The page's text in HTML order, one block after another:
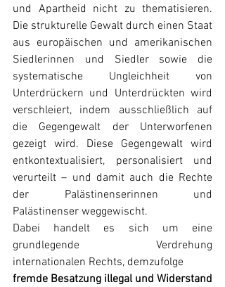
und Apartheid nicht zu thematisieren.
Die strukturelle Gewalt durch einen Staat
aus europäischen und amerikanischen
Siedlerinnen und Siedler sowie die
systematische Ungleichheit von
Unterdrückern und Unterdrückten wird
verschleiert, indem ausschließlich auf
die Gegengewalt der Unterworfenen
gezeigt wird. Diese Gegengewalt wird
entkontextualisiert, personalisiert und
verurteilt – und damit auch die Rechte
der Palästinenserinnen und
Palästinenser weggewischt.
Dabei handelt es sich um eine
grundlegende Verdrehung
internationalen Rechts, demzufolge
fremde Besatzung illegal und Widerstand